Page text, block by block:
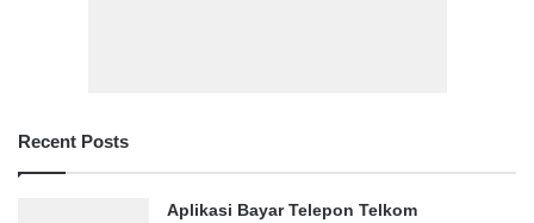
Recent Posts
Aplikasi Bayar Telepon Telkom